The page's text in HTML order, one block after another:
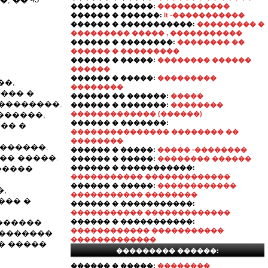
�
�
�����.
�
�����
������ � �����: �����������
������ � ������: It -�����������
������ � �����������: ��������� �
��������� ����� , �����������
������ � ��������: �������� ��
������ � ���������
������ � �����: �������� ������
������
������ � �����: ���������
��������
������ �� ������: �����
������ � �������: ��������
������������� (������)
������ � �������:
��������������� �������� ��
��������
������ � �����: ����� -��������
������ � �����: �������� ������
������ � �����������:
����������� �������������
������ � �����: ������������
����������� ��������
������ � �����������:
����������� �������������
������ � �����������:
������������ �����������
�������������
��������� ������:
������ � �����: ��������